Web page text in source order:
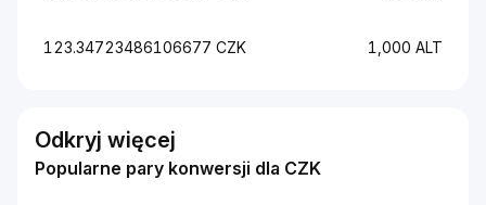
123.34723486106677 CZK 1,000 ALT
Odkryj więcej
Popularne pary konwersji dla CZK